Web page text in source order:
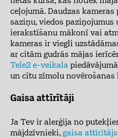
ceļojumā. Daudzas
saziņu, viedos paziņojumus
ierakstīšanu mākonī vai
kameras ir viegli
ar citām gudrās mājas
Tele2 e-veikala
un citu zīmolu novērošanas
Gaisa attīrītāji
Ja Tev ir alerģija no
mājdzīvnieki, gaisa attīrītājs